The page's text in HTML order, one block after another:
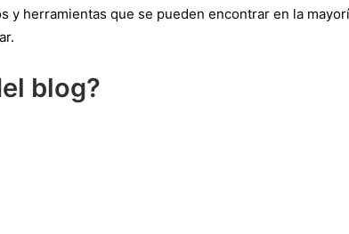
herramientas que se pueden encontrar en la
blog?